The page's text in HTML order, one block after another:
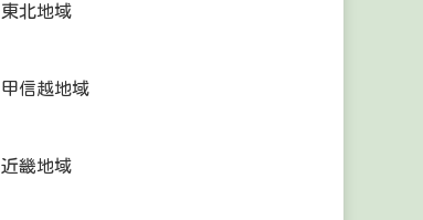
東北地域
甲信越地域
近畿地域